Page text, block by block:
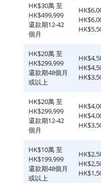
HK$30萬 至
HK$499,999
還款期12-42
個月
HK$20萬 至
HK$299,999
還款期48個月
或以上
HK$20萬 至
HK$299,999
還款期12-42
個月
HK$10萬 至
HK$199,999
還款期48個月
或以上